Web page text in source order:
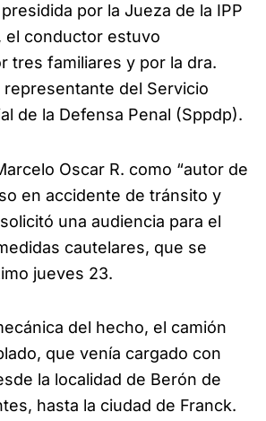
por la Jueza de la IPP
el conductor estuvo
tres familiares y por la dra.
representante del Servicio
de la Defensa Penal (Sppdp).
Oscar R. como “autor de
en accidente de tránsito y
una audiencia para el
cautelares, que se
jueves 23.
del hecho, el camión
que venía cargado con
la localidad de Berón de
hasta la ciudad de Franck.